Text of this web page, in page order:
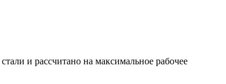
и рассчитано на максимальное рабочее